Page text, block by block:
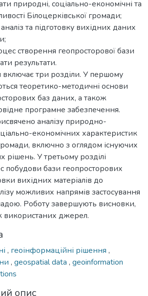
природні, соціально-економічні та
Білоцерківської громади;
та підготовку вихідних даних
створення геопросторової бази
результати.
включає три розділи. У першому
теоретико-методичні основи
баз даних, а також
програмне забезпечення.
аналізу природно-
економічних характеристик
включно з оглядом існуючих
рішень. У третьому розділі
побудови бази геопросторових
вихідних матеріалів до
можливих напрямів застосування
Роботу завершують висновки,
використаних джерел.
, геоінформаційні рішення ,
, geospatial data , geoinformation
опис